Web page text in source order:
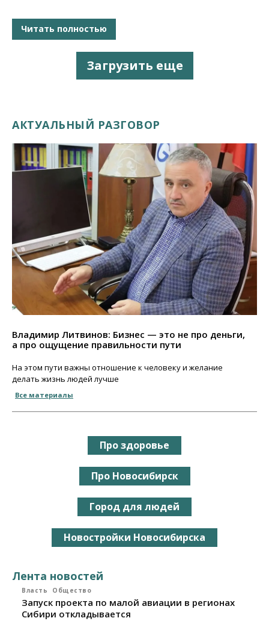
Читать полностью
Загрузить еще
АКТУАЛЬНЫЙ РАЗГОВОР
Владимир Литвинов: Бизнес — это не про деньги,
а про ощущение правильности пути
На этом пути важны отношение к человеку и желание
делать жизнь людей лучше
Все материалы
Про здоровье
Про Новосибирск
Город для людей
Новостройки Новосибирска
Лента новостей
Власть Общество
Запуск проекта по малой авиации в регионах
Сибири откладывается